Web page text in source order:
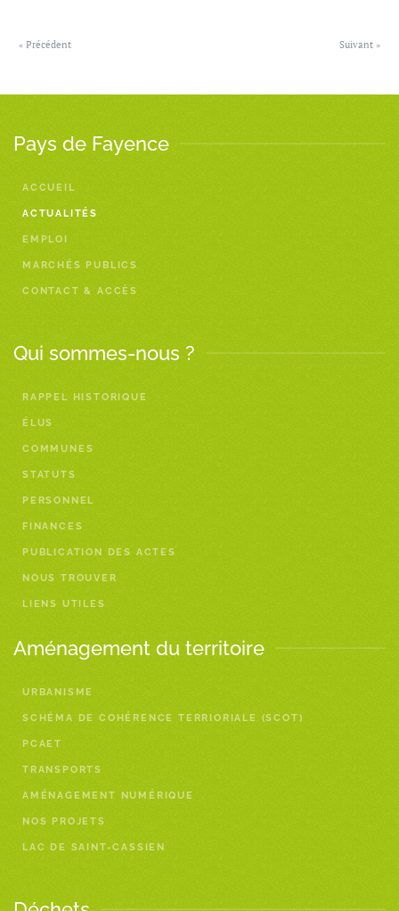
« Précédent Suivant »
Pays de Fayence
ACCUEIL
ACTUALITÉS
EMPLOI
MARCHÉS PUBLICS
CONTACT & ACCÈS
Qui sommes-nous ?
RAPPEL HISTORIQUE
ÉLUS
COMMUNES
STATUTS
PERSONNEL
FINANCES
PUBLICATION DES ACTES
NOUS TROUVER
LIENS UTILES
Aménagement du territoire
URBANISME
SCHÉMA DE COHÉRENCE TERRIORIALE (SCOT)
PCAET
TRANSPORTS
AMÉNAGEMENT NUMÉRIQUE
NOS PROJETS
LAC DE SAINT-CASSIEN